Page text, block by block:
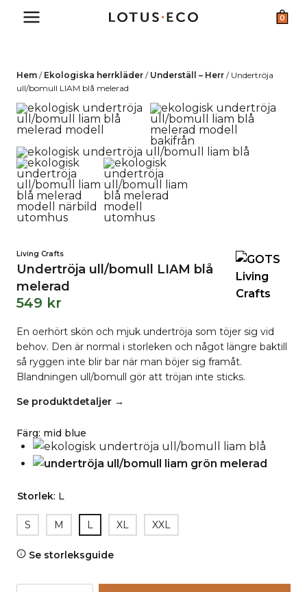
0
Hem / Ekologiska herrkläder / Underställ – Herr / Undertröja
ull/bomull LIAM blå melerad
Living Crafts
Undertröja ull/bomull LIAM blå
melerad
549 kr
En oerhört skön och mjuk undertröja som töjer sig vid
behov. Den är normal i storleken och något längre baktill
så ryggen inte blir bar när man böjer sig framåt.
Blandningen ull/bomull gör att tröjan inte sticks.
Se produktdetaljer →
Färg: mid blue
Storlek: L
S M L XL XXL
Se storleksguide